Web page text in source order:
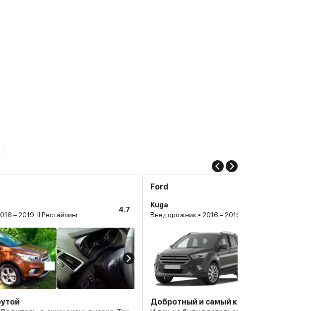
– 2019, II Рестайлинг
4.7
Ford
Kuga
Внедорожник • 2016 – 2019, II Рестайлинг
Добротный и самый красивый кроссовер